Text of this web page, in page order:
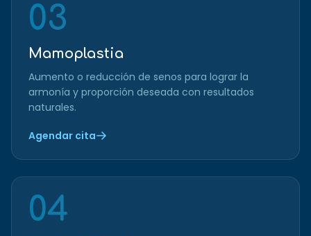
03
Mamoplastia
Aumento o reducción de senos para lograr la
armonía y proporción deseada con resultados
naturales.
Agendar cita
04